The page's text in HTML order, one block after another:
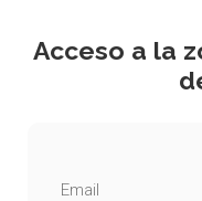
Acceso a la
Email